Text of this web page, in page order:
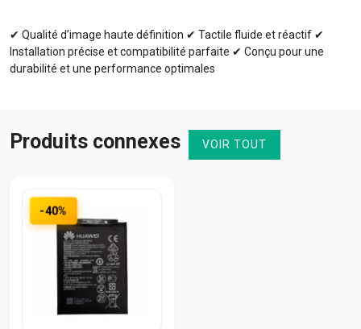
✔ Qualité d’image haute définition ✔ Tactile fluide et réactif ✔
Installation précise et compatibilité parfaite ✔ Conçu pour une
durabilité et une performance optimales
Produits connexes VOIR TOUT
-40%